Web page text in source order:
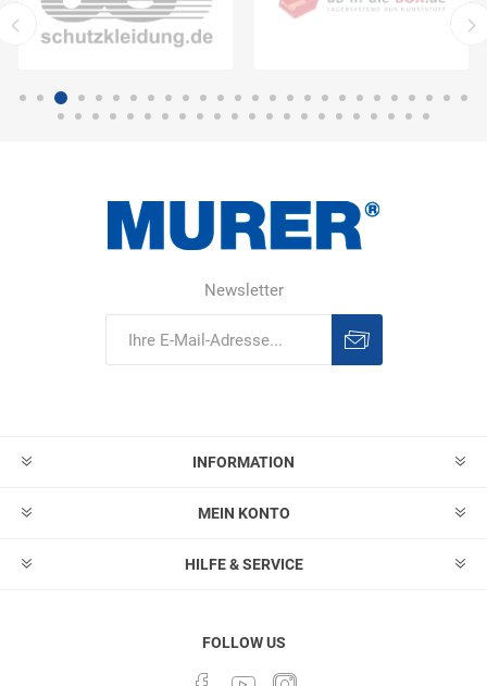
Newsletter
INFORMATION
MEIN KONTO
HILFE & SERVICE
FOLLOW US